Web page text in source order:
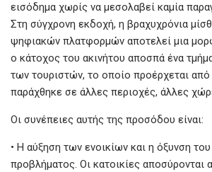
εισόδημα χωρίς να μεσολαβεί καμία
Στη σύγχρονη εκδοχή, η βραχυχρόνια
ψηφιακών πλατφορμών αποτελεί μια
ο κάτοχος του ακινήτου αποσπά ένα
των τουριστών, το οποίο προέρχεται από
παράχθηκε σε άλλες περιοχές, άλλες
Οι συνέπειες αυτής της προσόδου είναι:
• Η αύξηση των ενοικίων και η όξυνση
προβλήματος. Οι κατοικίες αποσύρονται